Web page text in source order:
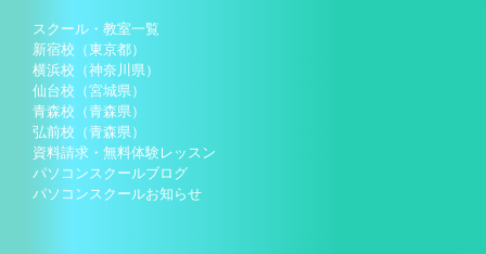
スクール・教室一覧
新宿校（東京都）
横浜校（神奈川県）
仙台校（宮城県）
青森校（青森県）
弘前校（青森県）
資料請求・無料体験レッスン
パソコンスクールブログ
パソコンスクールお知らせ